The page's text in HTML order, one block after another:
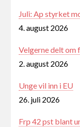
Juli: Ap styrket
4. august 2026
Velgerne delt om
2. august 2026
Unge vil inn i EU
26. juli 2026
Frp 42 pst blant